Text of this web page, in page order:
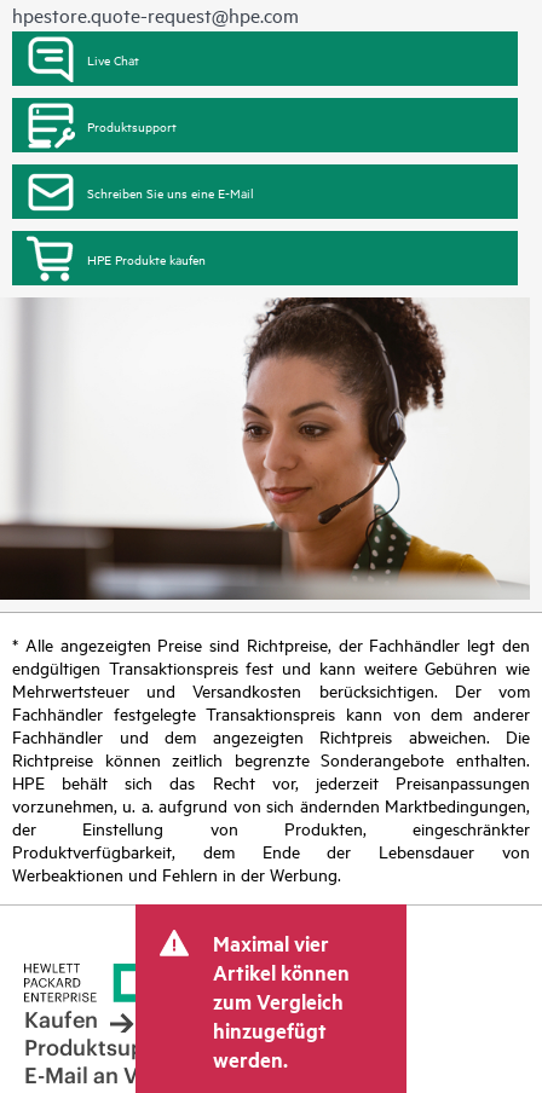
hpestore.quote-request@hpe.com
Live Chat
Produktsupport
Schreiben Sie uns eine E-Mail
HPE Produkte kaufen
* Alle angezeigten Preise sind Richtpreise, der Fachhändler legt den
endgültigen Transaktionspreis fest und kann weitere Gebühren wie
Mehrwertsteuer und Versandkosten berücksichtigen. Der vom
Fachhändler festgelegte Transaktionspreis kann von dem anderer
Fachhändler und dem angezeigten Richtpreis abweichen. Die
Richtpreise können zeitlich begrenzte Sonderangebote enthalten.
HPE behält sich das Recht vor, jederzeit Preisanpassungen
vorzunehmen, u. a. aufgrund von sich ändernden Marktbedingungen,
der Einstellung von Produkten, eingeschränkter
Produktverfügbarkeit, dem Ende der Lebensdauer von
Werbeaktionen und Fehlern in der Werbung.
Maximal vier
Artikel können
zum Vergleich
hinzugefügt
werden.
Kaufen
Produktsupport
E-Mail an Vertrieb